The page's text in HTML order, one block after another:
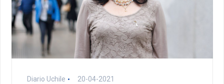
Diario Uchile 20-04-2021